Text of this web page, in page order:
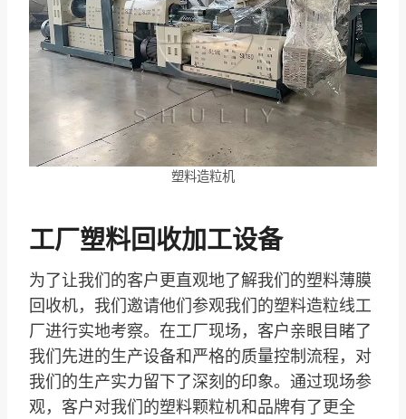
塑料造粒机
工厂塑料回收加工设备
为了让我们的客户更直观地了解我们的塑料薄膜
回收机，我们邀请他们参观我们的塑料造粒线工
厂进行实地考察。在工厂现场，客户亲眼目睹了
我们先进的生产设备和严格的质量控制流程，对
我们的生产实力留下了深刻的印象。通过现场参
观，客户对我们的塑料颗粒机和品牌有了更全